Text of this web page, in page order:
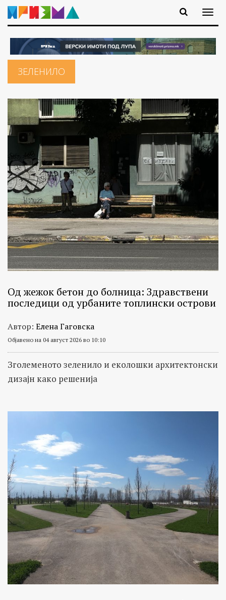
ЗЕЛЕНИЛО
Од жежок бетон до болница: Здравствени
последици од урбаните топлински острови
Автор: Елена Гаговска
Објавено на 04 август 2026 во 10:10
Зголеменото зеленило и еколошки архитектонски
дизајн како решенија